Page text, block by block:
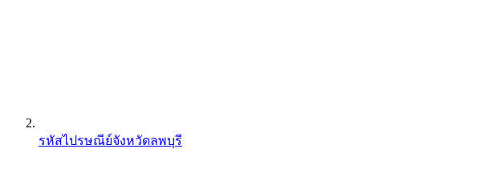
รหัสไปรษณีย์จังหวัดลพบุรี